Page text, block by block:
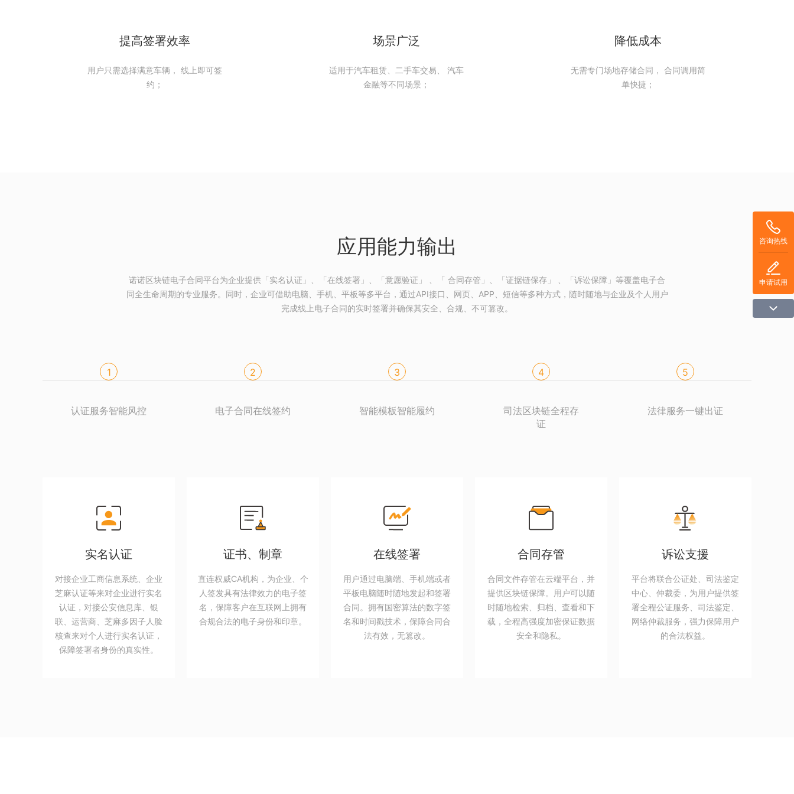
提高签署效率
用户只需选择满意车辆， 线上即可签
约；
场景广泛
适用于汽车租赁、二手车交易、 汽车
金融等不同场景；
降低成本
无需专门场地存储合同， 合同调用简
单快捷；
应用能力输出
诺诺区块链电子合同平台为企业提供「实名认证」、「在线签署」、「意愿验证」 、「 合同存管」、「证据链保存」 、「诉讼保障」等覆盖电子合
同全生命周期的专业服务。同时，企业可借助电脑、手机、平板等多平台，通过API接口、网页、APP、短信等多种方式，随时随地与企业及个人用户
完成线上电子合同的实时签署并确保其安全、合规、不可篡改。
1 2 3 4 5
认证服务智能风控 电子合同在线签约 智能模板智能履约
司法区块链全程存
证
法律服务一键出证
实名认证
对接企业工商信息系统、企业
芝麻认证等来对企业进行实名
认证，对接公安信息库、银
联、运营商、芝麻多因子人脸
核查来对个人进行实名认证，
保障签署者身份的真实性。
证书、制章
直连权威CA机构，为企业、个
人签发具有法律效力的电子签
名，保障客户在互联网上拥有
合规合法的电子身份和印章。
在线签署
用户通过电脑端、手机端或者
平板电脑随时随地发起和签署
合同。拥有国密算法的数字签
名和时间戳技术，保障合同合
法有效，无篡改。
合同存管
合同文件存管在云端平台，并
提供区块链保障。用户可以随
时随地检索、归档、查看和下
载，全程高强度加密保证数据
安全和隐私。
诉讼支援
平台将联合公证处、司法鉴定
中心、仲裁委，为用户提供签
署全程公证服务、司法鉴定、
网络仲裁服务，强力保障用户
的合法权益。
咨询热线
申请试用